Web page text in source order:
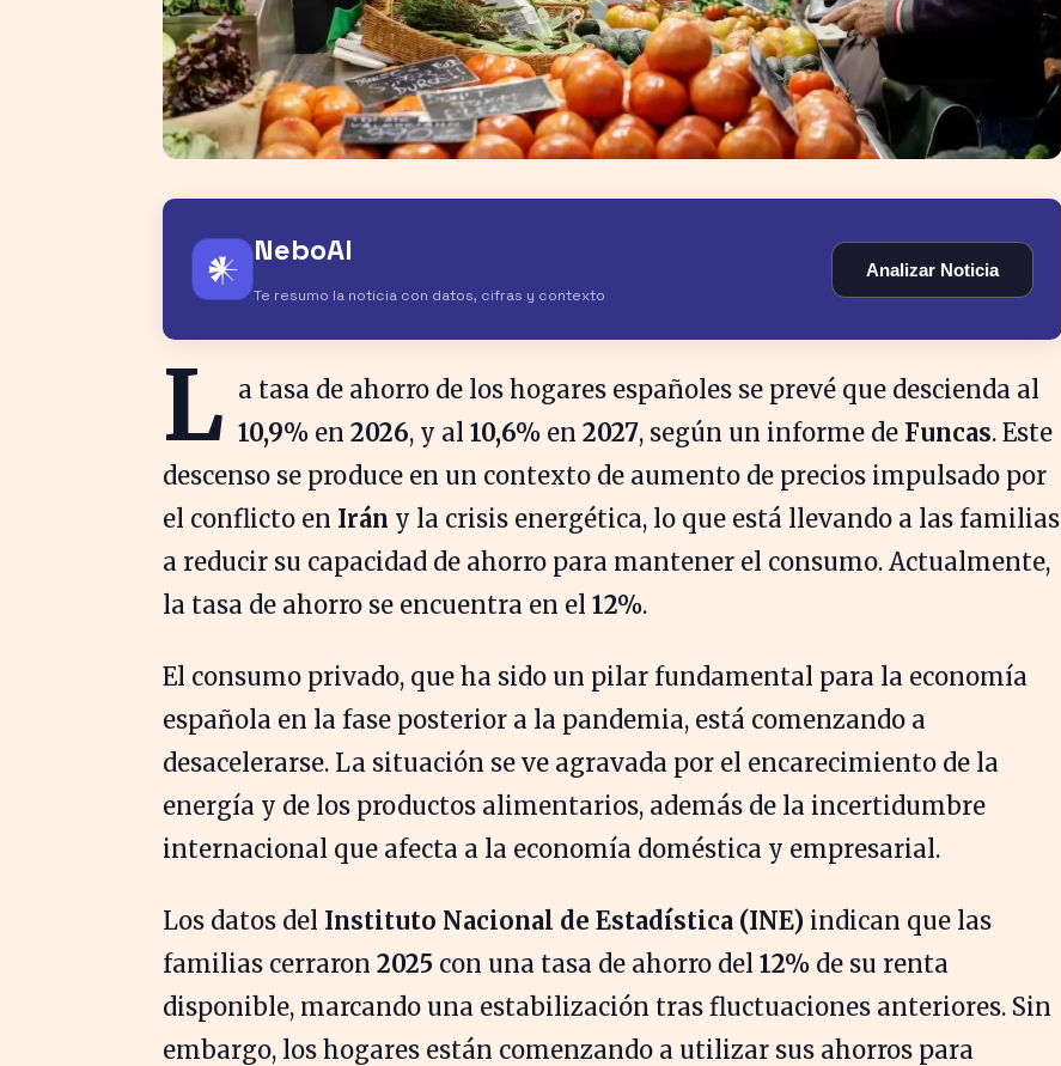
𒀭 NeboAI
Te resumo la noticia con datos, cifras y contexto
Analizar Noticia
L a tasa de ahorro de los hogares españoles se prevé que descienda al
10,9% en 2026, y al 10,6% en 2027, según un informe de Funcas. Este
descenso se produce en un contexto de aumento de precios impulsado por
el conflicto en Irán y la crisis energética, lo que está llevando a las familias
a reducir su capacidad de ahorro para mantener el consumo. Actualmente,
la tasa de ahorro se encuentra en el 12%.
El consumo privado, que ha sido un pilar fundamental para la economía
española en la fase posterior a la pandemia, está comenzando a
desacelerarse. La situación se ve agravada por el encarecimiento de la
energía y de los productos alimentarios, además de la incertidumbre
internacional que afecta a la economía doméstica y empresarial.
Los datos del Instituto Nacional de Estadística (INE) indican que las
familias cerraron 2025 con una tasa de ahorro del 12% de su renta
disponible, marcando una estabilización tras fluctuaciones anteriores. Sin
embargo, los hogares están comenzando a utilizar sus ahorros para